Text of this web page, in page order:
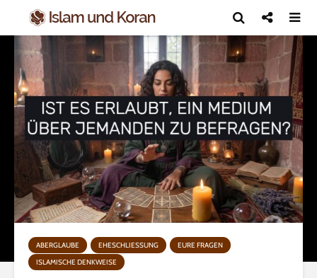
ABERGLAUBE EHESCHLIESSUNG
EURE FRAGEN
ISLAMISCHE DENKWEISE